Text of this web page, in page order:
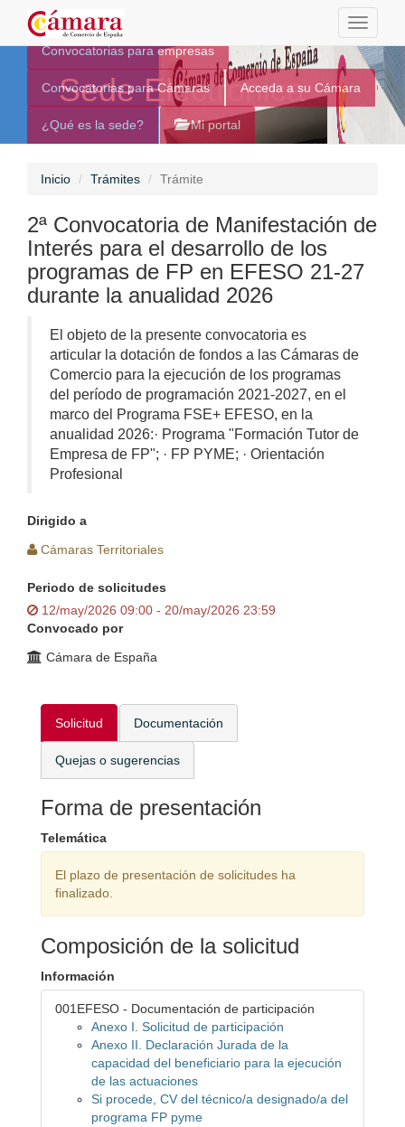
Toggle
Sede Electrónica
Convocatorias para empresas
Convocatorias para Cámaras Acceda a su Cámara
¿Qué es la sede? Mi portal
Inicio Trámites Trámite
2ª Convocatoria de Manifestación de
Interés para el desarrollo de los
programas de FP en EFESO 21-27
durante la anualidad 2026
El objeto de la presente convocatoria es
articular la dotación de fondos a las Cámaras de
Comercio para la ejecución de los programas
del período de programación 2021-2027, en el
marco del Programa FSE+ EFESO, en la
anualidad 2026:· Programa "Formación Tutor de
Empresa de FP"; · FP PYME; · Orientación
Profesional
Dirigido a
Cámaras Territoriales
Periodo de solicitudes
12/may/2026 09:00 - 20/may/2026 23:59
Convocado por
Cámara de España
Solicitud Documentación
Quejas o sugerencias
Forma de presentación
Telemática
El plazo de presentación de solicitudes ha
finalizado.
Composición de la solicitud
Información
001EFESO - Documentación de participación
Anexo I. Solicitud de participación
Anexo II. Declaración Jurada de la
capacidad del beneficiario para la ejecución
de las actuaciones
Si procede, CV del técnico/a designado/a del
programa FP pyme